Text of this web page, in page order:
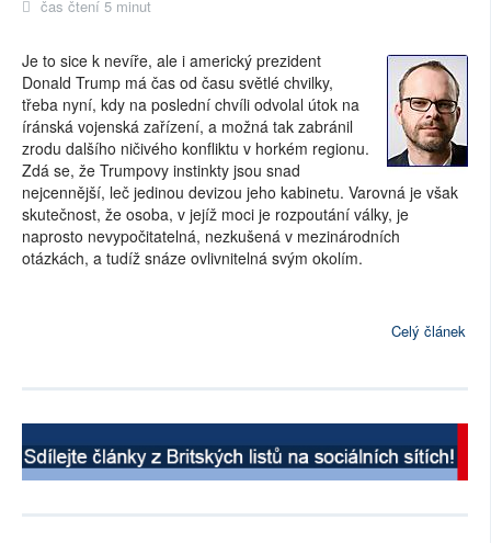
čas čtení 5 minut
Je to sice k nevíře, ale i americký prezident
Donald Trump má čas od času světlé chvilky,
třeba nyní, kdy na poslední chvíli odvolal útok na
íránská vojenská zařízení, a možná tak zabránil
zrodu dalšího ničivého konfliktu v horkém regionu.
Zdá se, že Trumpovy instinkty jsou snad
nejcennější, leč jedinou devizou jeho kabinetu. Varovná je však
skutečnost, že osoba, v jejíž moci je rozpoutání války, je
naprosto nevypočitatelná, nezkušená v mezinárodních
otázkách, a tudíž snáze ovlivnitelná svým okolím.
Celý článek